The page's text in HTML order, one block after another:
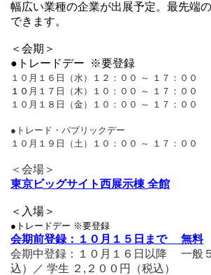
幅広い業種の企業が出展予定。最先端
できます。
＜会期＞
●トレードデー ※要登録
１０月１６日（水）１２：００ ～ １７：００
１０ 月１７日（木）１０：００ ～ １７：００
１０月１８日（金）１０：００ ～ １７：００
●トレード・パブリックデー
１０月１９日（土）１０：００ ～ １７：００
＜会場＞
東京ビッグサイト西展示棟 全館
＜入場＞
●トレードデー ※要登録
会期前登録：１０月１５日まで 無料
会期中登録：１０月１６日以降 一般
込）／ 学生 ２,２００円（税込）